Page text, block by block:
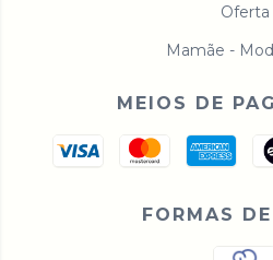
Oferta
Mamãe -
MEIOS DE
FORMAS